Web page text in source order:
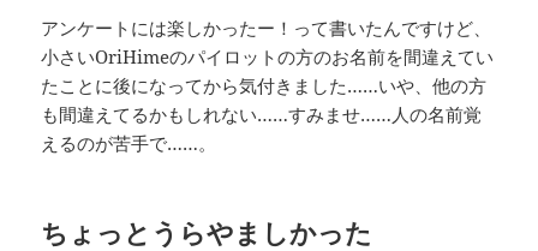
アンケートには楽しかったー！って書いたんですけど、
小さいOriHimeのパイロットの方のお名前を間違えてい
たことに後になってから気付きました……いや、他の方
も間違えてるかもしれない……すみませ……人の名前覚
えるのが苦手で……。
ちょっとうらやましかった